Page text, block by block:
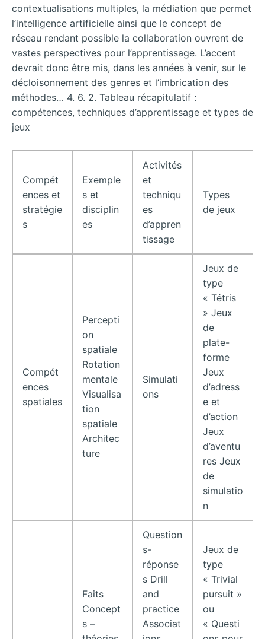
contextualisations multiples, la médiation que permet
l’intelligence artificielle ainsi que le concept de
réseau rendant possible la collaboration ouvrent de
vastes perspectives pour l’apprentissage. L’accent
devrait donc être mis, dans les années à venir, sur le
décloisonnement des genres et l’imbrication des
méthodes… 4. 6. 2. Tableau récapitulatif :
compétences, techniques d’apprentissage et types de
jeux
Compét
ences et
stratégie
s
Exemple
s et
disciplin
es
Activités
et
techniqu
es
d’appren
tissage
Types
de jeux
Compét
ences
spatiales
Percepti
on
spatiale
Rotation
mentale
Visualisa
tion
spatiale
Architec
ture
Simulati
ons
Jeux de
type
« Tétris
» Jeux
de
plate-
forme
Jeux
d’adress
e et
d’action
Jeux
d’aventu
res Jeux
de
simulatio
n
Faits
Concept
s –
Question
s-
réponse
s Drill
and
practice
Associat
Jeux de
type
« Trivial
pursuit »
ou
« Questi